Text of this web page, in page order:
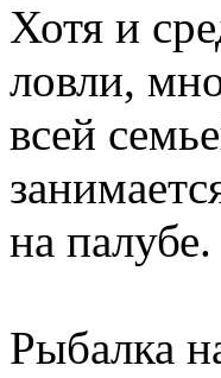
Хотя и
ловли,
всей
на палубе.
Рыбалка